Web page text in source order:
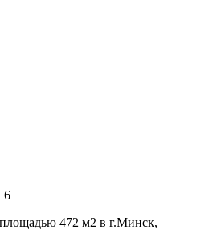
6
472 м2 в г.Минск,